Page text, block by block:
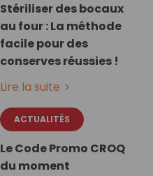
Stériliser des bocaux
au four : La méthode
facile pour des
conserves réussies !
Lire la suite
ACTUALITÉS
Le Code Promo CROQ
du moment